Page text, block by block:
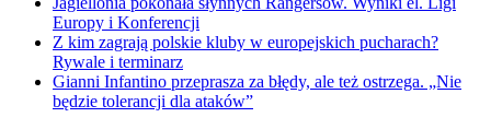
Europy i Konferencji
Z kim zagrają polskie kluby w europejskich pucharach?
Rywale i terminarz
Gianni Infantino przeprasza za błędy, ale też ostrzega. „Nie
będzie tolerancji dla ataków”